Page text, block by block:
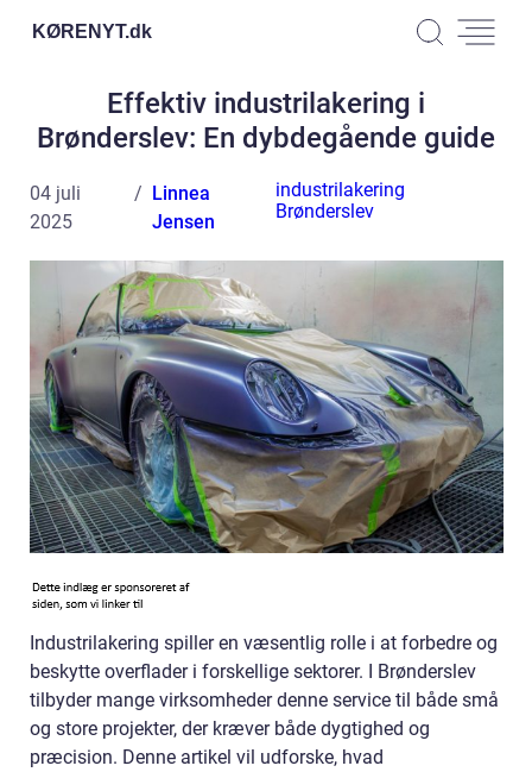
KØRENYT.dk
Effektiv industrilakering i
Brønderslev: En dybdegående guide
04 juli
2025
Linnea
Jensen
industrilakering
Brønderslev
Industrilakering spiller en væsentlig rolle i at forbedre og
beskytte overflader i forskellige sektorer. I Brønderslev
tilbyder mange virksomheder denne service til både små
og store projekter, der kræver både dygtighed og
præcision. Denne artikel vil udforske, hvad